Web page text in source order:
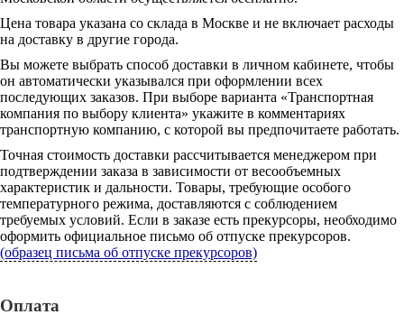
Цена товара указана со склада в Москве и не включает расходы
на доставку в другие города.
Вы можете выбрать способ доставки в личном кабинете, чтобы
он автоматически указывался при оформлении всех
последующих заказов. При выборе варианта «Транспортная
компания по выбору клиента» укажите в комментариях
транспортную компанию, с которой вы предпочитаете работать.
Точная стоимость доставки рассчитывается менеджером при
подтверждении заказа в зависимости от весообъемных
характеристик и дальности. Товары, требующие особого
температурного режима, доставляются с соблюдением
требуемых условий. Если в заказе есть прекурсоры, необходимо
оформить официальное письмо об отпуске прекурсоров.
(образец письма об отпуске прекурсоров)
Оплата